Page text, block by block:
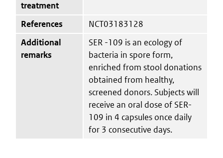
treatment
References
NCT03183128
Additional
remarks
SER -109 is an ecology of
bacteria in spore form,
enriched from stool donations
obtained from healthy,
screened donors. Subjects will
receive an oral dose of SER-
109 in 4 capsules once daily
for 3 consecutive days.